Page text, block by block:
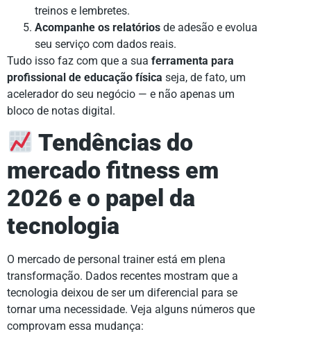
treinos e lembretes.
Acompanhe os relatórios de adesão e evolua
seu serviço com dados reais.
Tudo isso faz com que a sua ferramenta para
profissional de educação física seja, de fato, um
acelerador do seu negócio — e não apenas um
bloco de notas digital.
Tendências do
mercado fitness em
2026 e o papel da
tecnologia
O mercado de personal trainer está em plena
transformação. Dados recentes mostram que a
tecnologia deixou de ser um diferencial para se
tornar uma necessidade. Veja alguns números que
comprovam essa mudança: